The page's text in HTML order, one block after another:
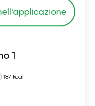
1
187 kcal